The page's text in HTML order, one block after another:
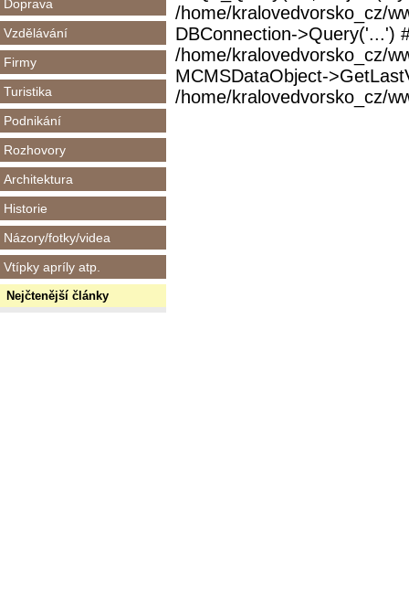
Doprava
Vzdělávání
Firmy
Turistika
Podnikání
Rozhovory
Architektura
Historie
Názory/fotky/videa
Vtípky apríly atp.
Nejčtenější články
/home/kralovedvorsko_cz/
DBConnection->Query('...')
/home/kralovedvorsko_cz/
MCMSDataObject-
/home/kralovedvorsko_cz/